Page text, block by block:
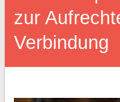
zur
Verbindung